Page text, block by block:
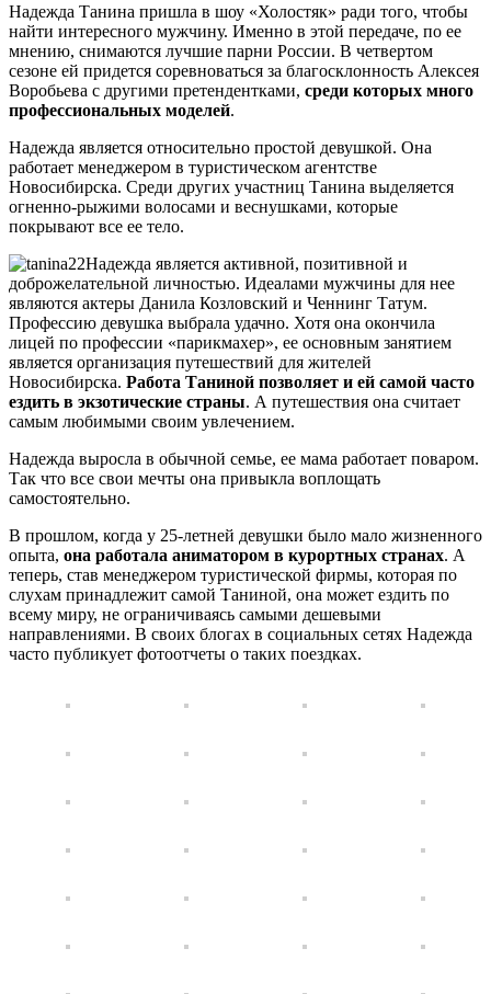
Надежда Танина пришла в шоу «Холостяк» ради того, чтобы
найти интересного мужчину. Именно в этой передаче, по ее
мнению, снимаются лучшие парни России. В четвертом
сезоне ей придется соревноваться за благосклонность Алексея
Воробьева с другими претендентками, среди которых много
профессиональных моделей.
Надежда является относительно простой девушкой. Она
работает менеджером в туристическом агентстве
Новосибирска. Среди других участниц Танина выделяется
огненно-рыжими волосами и веснушками, которые
покрывают все ее тело.
Надежда является активной, позитивной и
доброжелательной личностью. Идеалами мужчины для нее
являются актеры Данила Козловский и Ченнинг Татум.
Профессию девушка выбрала удачно. Хотя она окончила
лицей по профессии «парикмахер», ее основным занятием
является организация путешествий для жителей
Новосибирска. Работа Таниной позволяет и ей самой часто
ездить в экзотические страны. А путешествия она считает
самым любимыми своим увлечением.
Надежда выросла в обычной семье, ее мама работает поваром.
Так что все свои мечты она привыкла воплощать
самостоятельно.
В прошлом, когда у 25-летней девушки было мало жизненного
опыта, она работала аниматором в курортных странах. А
теперь, став менеджером туристической фирмы, которая по
слухам принадлежит самой Таниной, она может ездить по
всему миру, не ограничиваясь самыми дешевыми
направлениями. В своих блогах в социальных сетях Надежда
часто публикует фотоотчеты о таких поездках.